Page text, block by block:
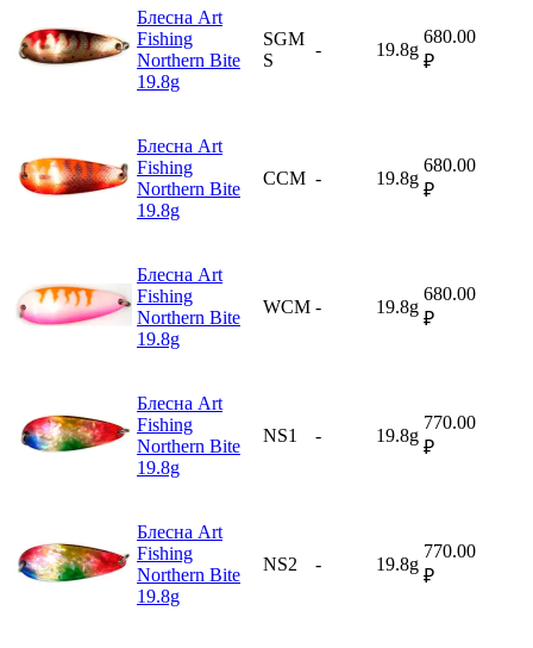
Блесна Art
Fishing
Northern Bite
19.8g
SGM
S
- 19.8g
680.00
₽
Блесна Art
Fishing
Northern Bite
19.8g
CCM - 19.8g
680.00
₽
Блесна Art
Fishing
Northern Bite
19.8g
WCM - 19.8g
680.00
₽
Блесна Art
Fishing
Northern Bite
19.8g
NS1 - 19.8g
770.00
₽
Блесна Art
Fishing
Northern Bite
19.8g
NS2 - 19.8g
770.00
₽